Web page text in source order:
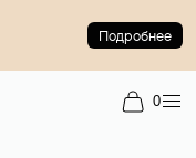
Подробнее
0